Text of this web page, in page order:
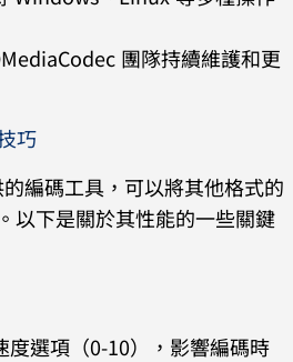
團隊持續維護和更
巧
編碼工具，可以將其他格式的
以下是關於其性能的一些關鍵
度選項（0-10），影響編碼時